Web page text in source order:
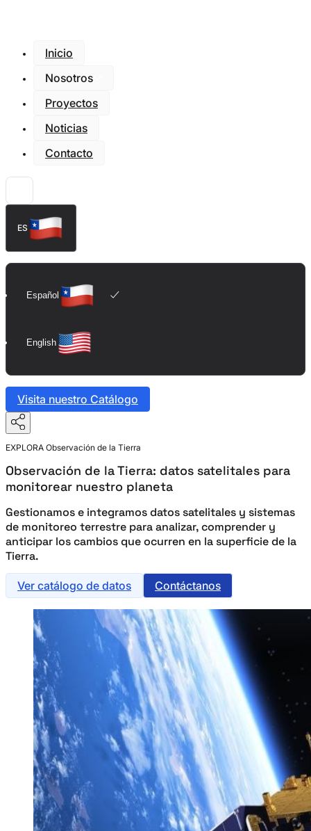
Inicio
Nosotros
Proyectos
Noticias
Contacto
ES
Español
English
Visita nuestro Catálogo
EXPLORA Observación de la Tierra
Observación de la Tierra: datos satelitales para
monitorear nuestro planeta
Gestionamos e integramos datos satelitales y sistemas
de monitoreo terrestre para analizar, comprender y
anticipar los cambios que ocurren en la superficie de la
Tierra.
Ver catálogo de datos Contáctanos